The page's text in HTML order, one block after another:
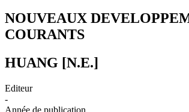
NOUVEAUX
COURANTS
HUANG [N.E.]
Editeur
-
Année de publication